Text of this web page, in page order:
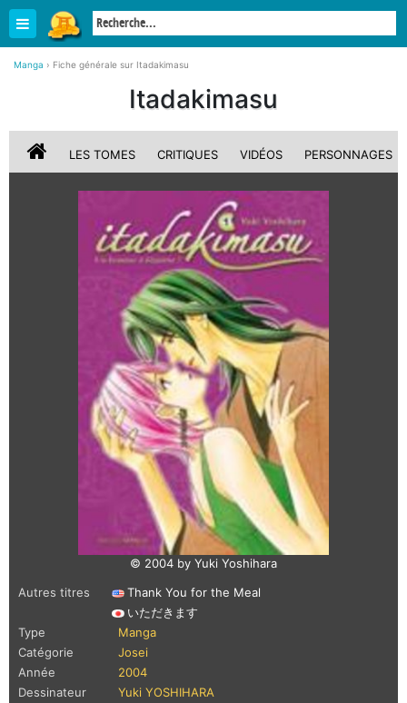
Manga › Fiche générale sur Itadakimasu
Itadakimasu
LES TOMES CRITIQUES VIDÉOS PERSONNAGES
© 2004 by Yuki Yoshihara
Autres titres
Thank You for the Meal
いただきます
Type
Manga
Catégorie
Josei
Année
2004
Dessinateur
Yuki YOSHIHARA